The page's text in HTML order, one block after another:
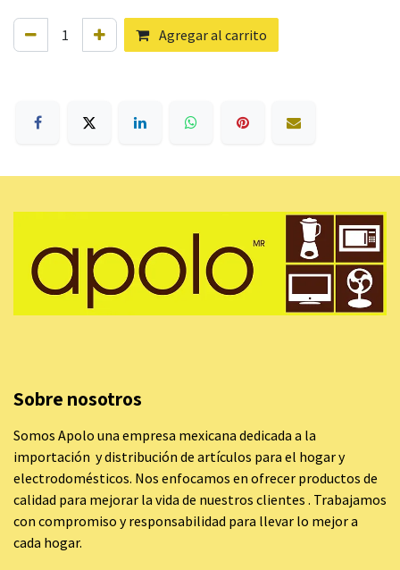
Agregar al carrito
Sobre nosotros
Somos Apolo una empresa mexicana dedicada a la
importación y distribución de artículos para el hogar y
electrodomésticos. Nos enfocamos en ofrecer productos de
calidad para mejorar la vida de nuestros clientes . Trabajamos
con compromiso y responsabilidad para llevar lo mejor a
cada hogar.